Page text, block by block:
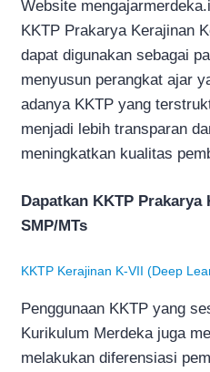
Website
KKTP Prakarya Kerajinan
dapat digunakan sebagai
menyusun perangkat ajar
adanya KKTP yang
menjadi lebih transparan
meningkatkan kualitas
Dapatkan KKTP
SMP/MTs
KKTP Kerajinan K-VII (Deep
Penggunaan KKTP yang
Kurikulum Merdeka juga
melakukan diferensiasi